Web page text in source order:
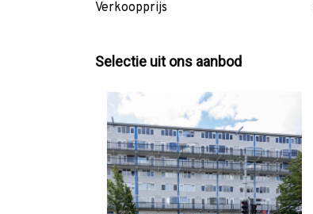
Verkoopprijs
Selectie uit ons aanbod